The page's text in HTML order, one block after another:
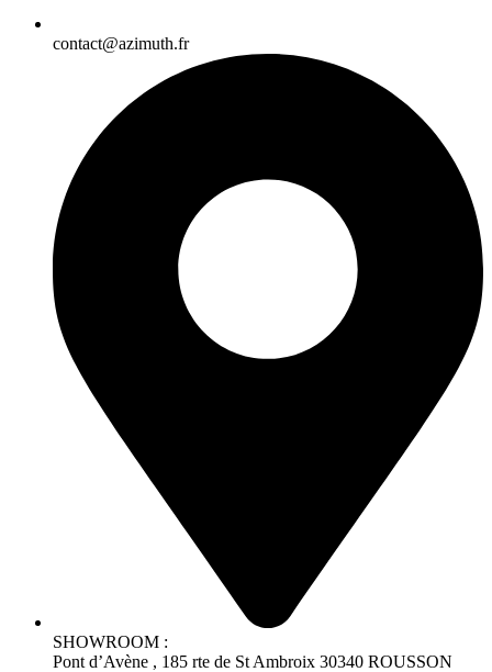
contact@azimuth.fr
SHOWROOM :
Pont d’Avène , 185 rte de St Ambroix 30340 ROUSSON